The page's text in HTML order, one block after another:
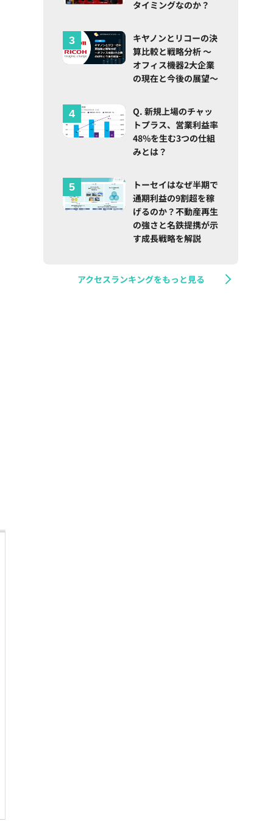
タイミングなのか？
キヤノンとリコーの決
算比較と戦略分析 ～
オフィス機器2大企業
の現在と今後の展望～
Q. 新規上場のチャッ
トプラス、営業利益率
48%を生む3つの仕組
みとは？
トーセイはなぜ半期で
通期利益の9割超を稼
げるのか？不動産再生
の強さと名鉄提携が示
す成長戦略を解説
アクセスランキングをもっと見る